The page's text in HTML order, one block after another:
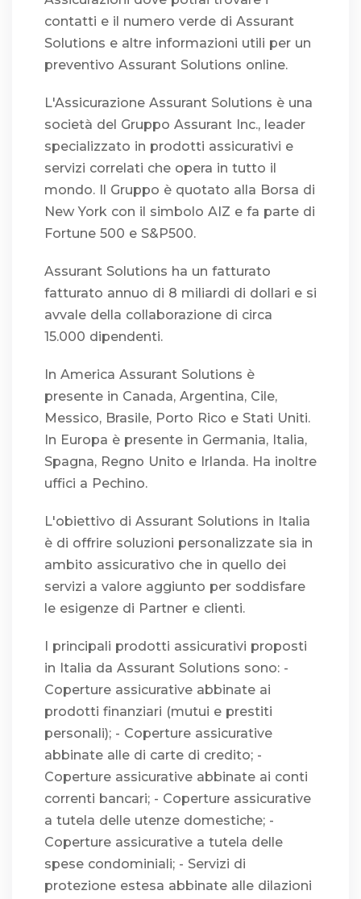
contatti e il numero verde di Assurant
Solutions e altre informazioni utili per un
preventivo Assurant Solutions online.
L'Assicurazione Assurant Solutions è una
società del Gruppo Assurant Inc., leader
specializzato in prodotti assicurativi e
servizi correlati che opera in tutto il
mondo. Il Gruppo è quotato alla Borsa di
New York con il simbolo AIZ e fa parte di
Fortune 500 e S&P500.
Assurant Solutions ha un fatturato
fatturato annuo di 8 miliardi di dollari e si
avvale della collaborazione di circa
15.000 dipendenti.
In America Assurant Solutions è
presente in Canada, Argentina, Cile,
Messico, Brasile, Porto Rico e Stati Uniti.
In Europa è presente in Germania, Italia,
Spagna, Regno Unito e Irlanda. Ha inoltre
uffici a Pechino.
L'obiettivo di Assurant Solutions in Italia
è di offrire soluzioni personalizzate sia in
ambito assicurativo che in quello dei
servizi a valore aggiunto per soddisfare
le esigenze di Partner e clienti.
I principali prodotti assicurativi proposti
in Italia da Assurant Solutions sono: -
Coperture assicurative abbinate ai
prodotti finanziari (mutui e prestiti
personali); - Coperture assicurative
abbinate alle di carte di credito; -
Coperture assicurative abbinate ai conti
correnti bancari; - Coperture assicurative
a tutela delle utenze domestiche; -
Coperture assicurative a tutela delle
spese condominiali; - Servizi di
protezione estesa abbinate alle dilazioni